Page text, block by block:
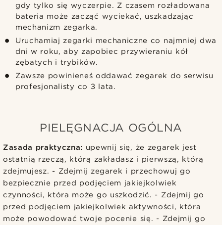
gdy tylko się wyczerpie. Z czasem rozładowana
bateria może zacząć wyciekać, uszkadzając
mechanizm zegarka.
Uruchamiaj zegarki mechaniczne co najmniej dwa
dni w roku, aby zapobiec przywieraniu kół
zębatych i trybików.
Zawsze powinieneś oddawać zegarek do serwisu
profesjonalisty co 3 lata.
PIELĘGNACJA OGÓLNA
Zasada praktyczna: upewnij się, że zegarek jest
ostatnią rzeczą, którą zakładasz i pierwszą, którą
zdejmujesz. - Zdejmij zegarek i przechowuj go
bezpiecznie przed podjęciem jakiejkolwiek
czynności, która może go uszkodzić. - Zdejmij go
przed podjęciem jakiejkolwiek aktywności, która
może powodować twoje pocenie się. - Zdejmij go